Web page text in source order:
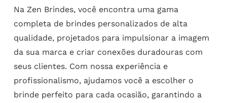
Na Zen Brindes, você encontra uma gama
completa de brindes personalizados de alta
qualidade, projetados para impulsionar a imagem
da sua marca e criar conexões duradouras com
seus clientes. Com nossa experiência e
profissionalismo, ajudamos você a escolher o
brinde perfeito para cada ocasião, garantindo a